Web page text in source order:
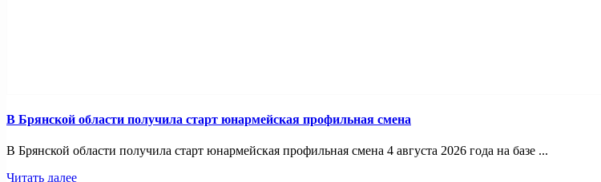
В Брянской области получила старт юнармейская профильная смена
В Брянской области получила старт юнармейская профильная смена 4 августа 2026 года на базе ...
Читать далее